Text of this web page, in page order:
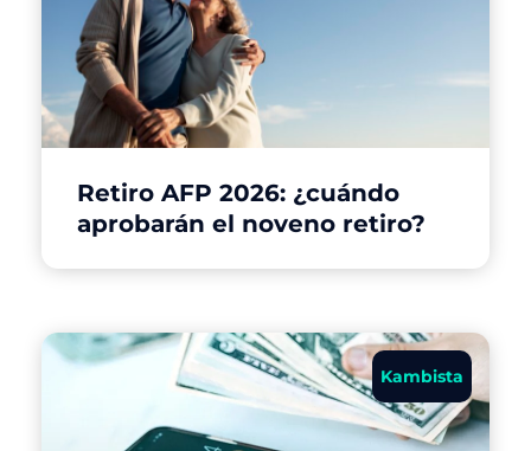
Retiro AFP 2026: ¿cuándo
aprobarán el noveno retiro?
Kambista